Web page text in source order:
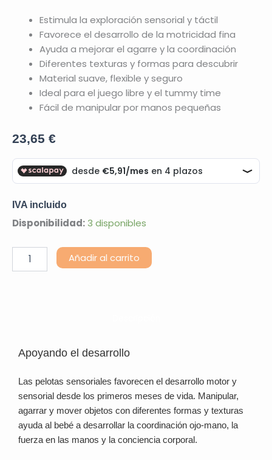
Estimula la exploración sensorial y táctil
Favorece el desarrollo de la motricidad fina
Ayuda a mejorar el agarre y la coordinación
Diferentes texturas y formas para descubrir
Material suave, flexible y seguro
Ideal para el juego libre y el tummy time
Fácil de manipular por manos pequeñas
23,65 €
IVA incluido
Disponibilidad:3 disponibles
Pelotas
Baby
cantidad
Añadir al carrito
Apoyando el desarrollo
Las pelotas sensoriales favorecen el desarrollo motor y
sensorial desde los primeros meses de vida. Manipular,
agarrar y mover objetos con diferentes formas y texturas
ayuda al bebé a desarrollar la coordinación ojo-mano, la
fuerza en las manos y la conciencia corporal.